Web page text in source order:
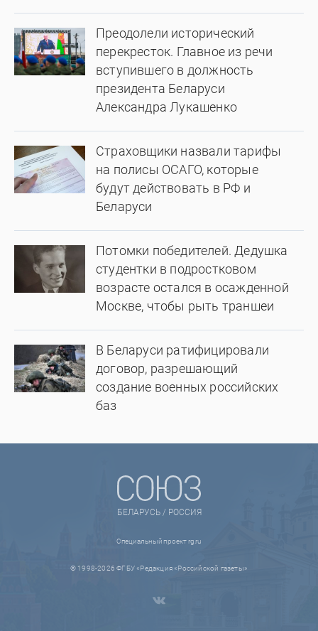
Преодолели исторический
перекресток. Главное из речи
вступившего в должность
президента Беларуси
Александра Лукашенко
Страховщики назвали тарифы
на полисы ОСАГО, которые
будут действовать в РФ и
Беларуси
Потомки победителей. Дедушка
студентки в подростковом
возрасте остался в осажденной
Москве, чтобы рыть траншеи
В Беларуси ратифицировали
договор, разрешающий
создание военных российских
баз
БЕЛАРУСЬ / РОССИЯ
Специальный проект rg.ru
© 1998-2026 ФГБУ «Редакция «Российской газеты»